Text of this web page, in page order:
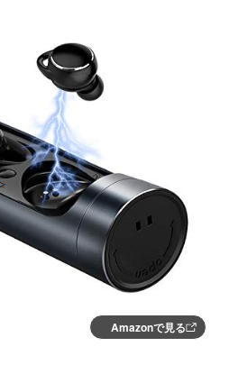
Amazonで見る